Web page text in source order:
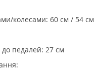
колесами: 60 см / 54 см
до педалей: 27 см